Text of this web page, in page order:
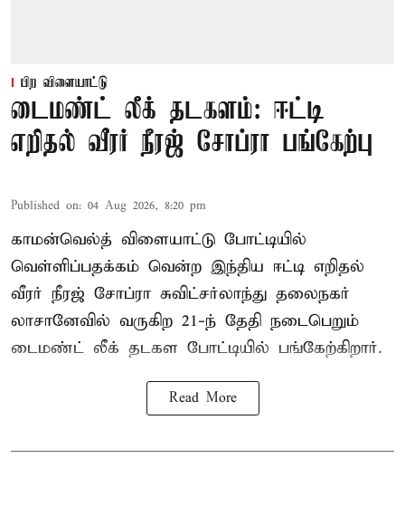
பிற விளையாட்டு
டைமண்ட் லீக் தடகளம்: ஈட்டி
எறிதல் வீரர் நீரஜ் சோப்ரா பங்கேற்பு
Published on: 04 Aug 2026, 8:20 pm
காமன்வெல்த் விளையாட்டு போட்டியில்
வெள்ளிப்பதக்கம் வென்ற இந்திய ஈட்டி எறிதல்
வீரர் நீரஜ் சோப்ரா சுவிட்சர்லாந்து தலைநகர்
லாசானேவில் வருகிற 21-ந் தேதி நடைபெறும்
டைமண்ட் லீக் தடகள போட்டியில் பங்கேற்கிறார்.
Read More